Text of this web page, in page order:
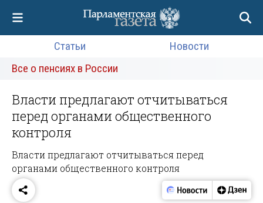
Статьи
Новости
Все о пенсиях в России
Власти предлагают отчитываться
перед органами общественного
контроля
Власти предлагают отчитываться перед
органами общественного контроля